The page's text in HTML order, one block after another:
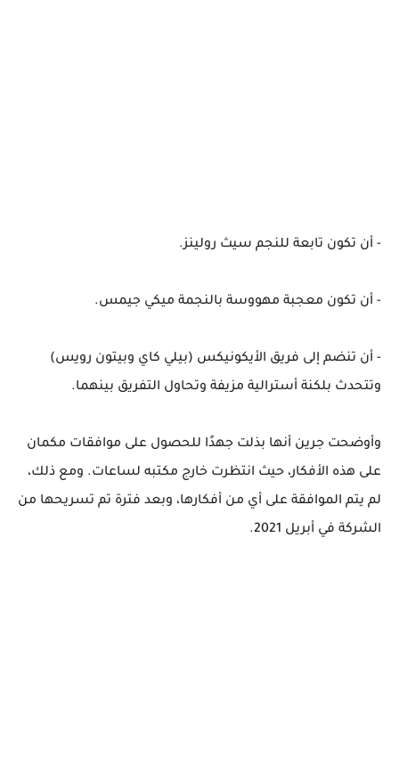
- أن تكون تابعة للنجم سيث رولينز.
- أن تكون معجبة مهووسة بالنجمة ميكي جيمس.
- أن تنضم إلى فريق الأيكونيكس (بيلي كاي وبيتون رويس)
وتتحدث بلكنة أسترالية مزيفة وتحاول التفريق بينهما.
وأوضحت جرين أنها بذلت جهدًا للحصول على موافقات مكمان
على هذه الأفكار، حيث انتظرت خارج مكتبه لساعات. ومع ذلك،
لم يتم الموافقة على أي من أفكارها، وبعد فترة تم تسريحها من
الشركة في أبريل 2021.